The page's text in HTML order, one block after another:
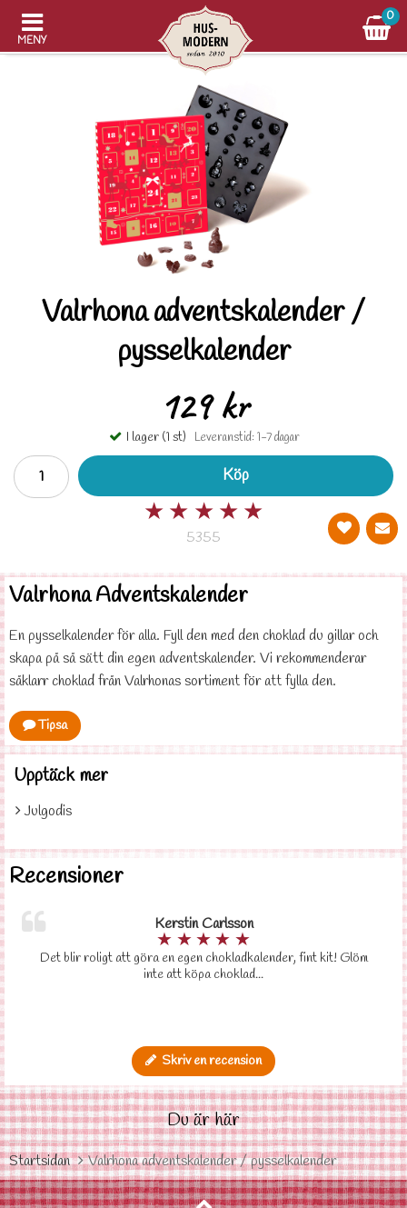
MENY
0
Valrhona adventskalender /
pysselkalender
129 kr
I lager (1 st) Leveranstid: 1-7 dagar
Köp
★ ★ ★ ★ ★
5355
Valrhona Adventskalender
En pysselkalender för alla. Fyll den med den choklad du gillar och
skapa på så sätt din egen adventskalender. Vi rekommenderar
såklarr choklad från Valrhonas sortiment för att fylla den.
Tipsa
Upptäck mer
Julgodis
Recensioner
Kerstin Carlsson
★ ★★★ ★
Det blir roligt att göra en egen chokladkalender, fint kit! Glöm
inte att köpa choklad...
Skriv en recension
Du är här
Startsidan Valrhona adventskalender / pysselkalender